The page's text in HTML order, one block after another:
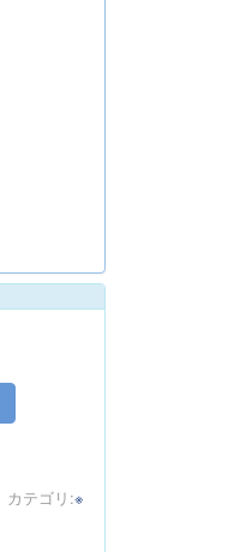
カテゴリ:※